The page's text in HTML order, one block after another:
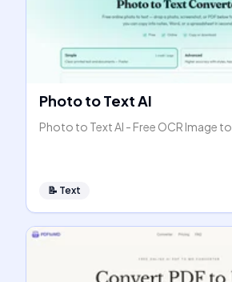
Photo to Text AI
Photo to Text AI - Free OCR Image
📝 Text